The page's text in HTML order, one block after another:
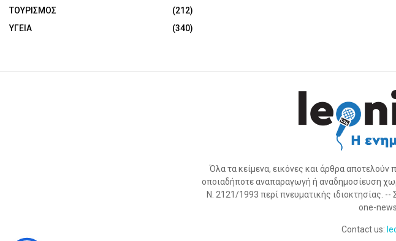
ΤΟΥΡΙΣΜΟΣ
(212)
ΥΓΕΙΑ
(340)
Όλα τα κείμενα, εικόνες και άρθρα αποτελούν
οποιαδήποτε αναπαραγωγή ή αναδημοσίευση
Ν. 2121/1993 περί πνευματικής
one-
Contact us: